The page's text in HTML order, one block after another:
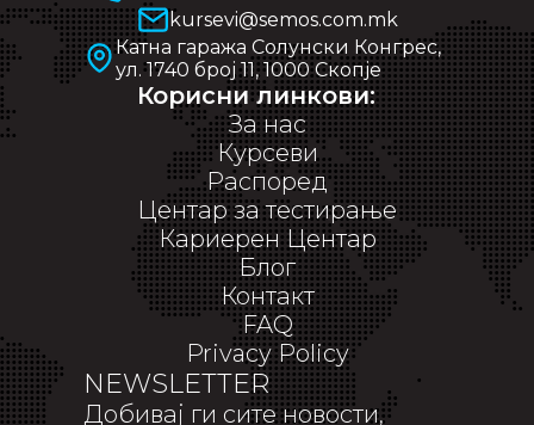
kursevi@semos.com.mk
Катна гаража Солунски Конгрес,
ул. 1740 број 11, 1000 Скопје
Корисни линкови:
За нас
Курсеви
Распоред
Центар за тестирање
Кариерен Центар
Блог
Контакт
FAQ
Privacy Policy
NEWSLETTER
Добивај ги сите новости,